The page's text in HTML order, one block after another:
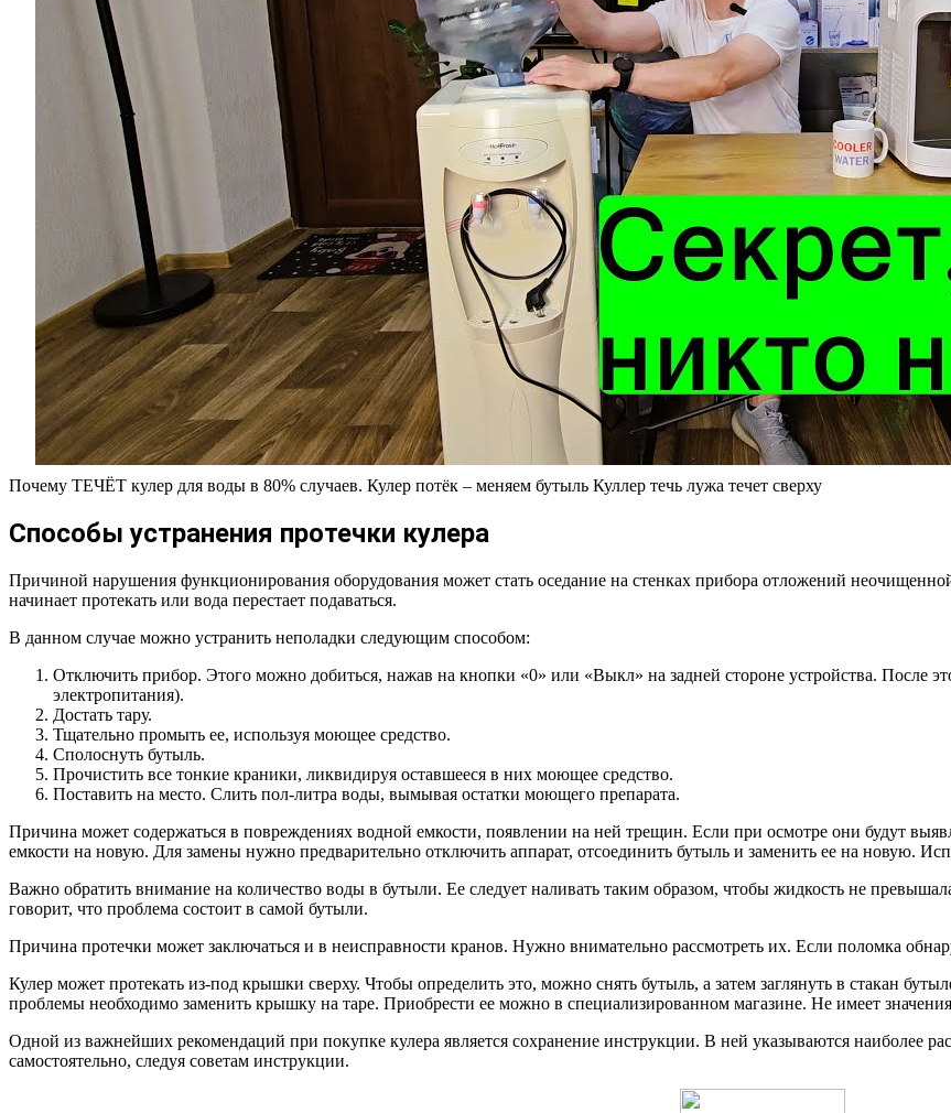
Почему ТЕЧЁТ кулер для воды в 80% случаев. Кулер потёк – меняем бутыль Куллер течь лужа течет сверху
Способы устранения протечки кулера
Причиной нарушения функционирования оборудования может стать оседание на стенках прибора отложений неочищенной
начинает протекать или вода перестает подаваться.
В данном случае можно устранить неполадки следующим способом:
Отключить прибор. Этого можно добиться, нажав на кнопки «0» или «Выкл» на задней стороне устройства. После
электропитания).
Достать тару.
Тщательно промыть ее, используя моющее средство.
Сполоснуть бутыль.
Прочистить все тонкие краники, ликвидируя оставшееся в них моющее средство.
Поставить на место. Слить пол-литра воды, вымывая остатки моющего препарата.
Причина может содержаться в повреждениях водной емкости, появлении на ней трещин. Если при осмотре они будут
емкости на новую. Для замены нужно предварительно отключить аппарат, отсоединить бутыль и заменить ее на новую.
Важно обратить внимание на количество воды в бутыли. Ее следует наливать таким образом, чтобы жидкость не
говорит, что проблема состоит в самой бутыли.
Причина протечки может заключаться и в неисправности кранов. Нужно внимательно рассмотреть их. Если поломка
Кулер может протекать из-под крышки сверху. Чтобы определить это, можно снять бутыль, а затем заглянуть в стакан
проблемы необходимо заменить крышку на таре. Приобрести ее можно в специализированном магазине. Не имеет
Одной из важнейших рекомендаций при покупке кулера является сохранение инструкции. В ней указываются наиболее
самостоятельно, следуя советам инструкции.